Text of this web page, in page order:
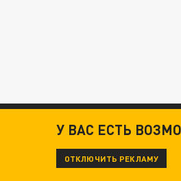
У ВАС ЕСТЬ
ОТКЛЮЧИТЬ РЕКЛАМУ